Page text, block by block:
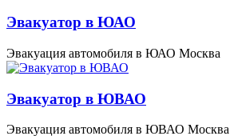
Эвакуатор в ЮАО
Эвакуация автомобиля в ЮАО Москва
Эвакуатор в ЮВАО
Эвакуация автомобиля в ЮВАО Москва